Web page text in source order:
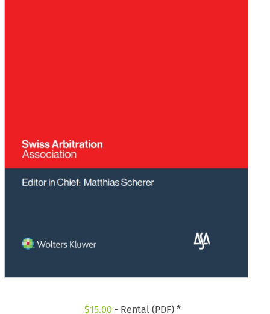
$15.00 - Rental (PDF) *